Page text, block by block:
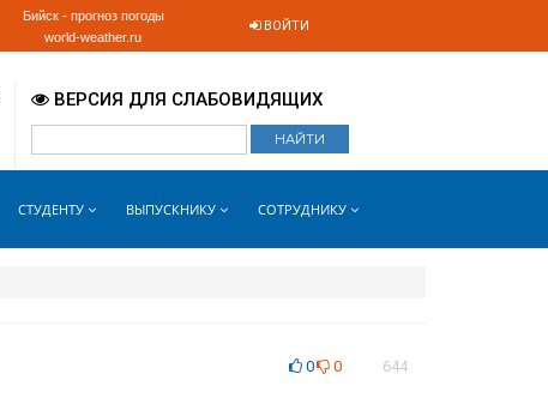
Бийск - прогноз погоды
world-weather.ru
ВОЙТИ
ВЕРСИЯ ДЛЯ СЛАБОВИДЯЩИХ
СТУДЕНТУ ВЫПУСКНИКУ СОТРУДНИКУ
0 0 644